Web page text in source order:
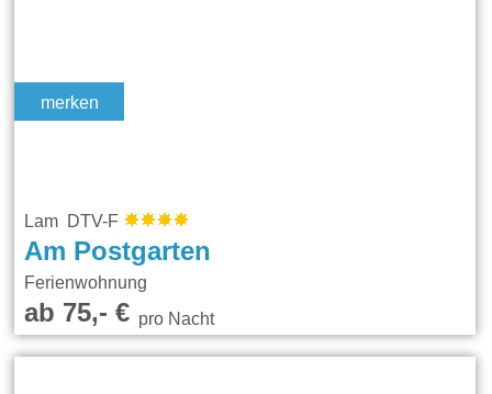
merken
Lam DTV-F
Am Postgarten
Ferienwohnung
ab 75,- €pro Nacht